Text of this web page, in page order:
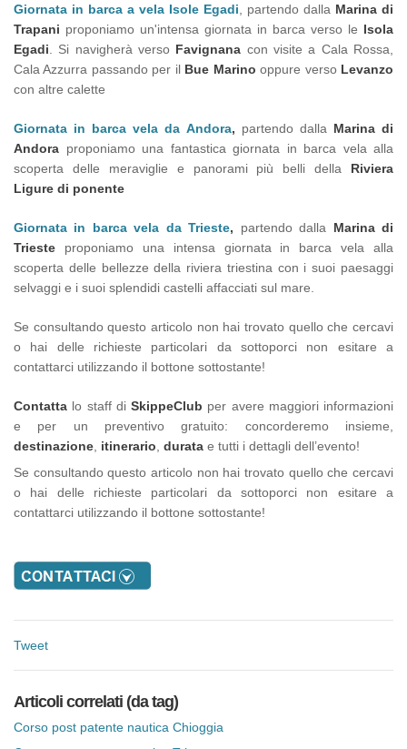
Giornata in barca a vela Isole Egadi , partendo dalla Marina di
Trapani proponiamo un'intensa giornata in barca verso le Isola
Egadi . Si navigherà verso Favignana con visite a Cala Rossa,
Cala Azzurra passando per il Bue Marino oppure verso Levanzo
con altre calette
Giornata in barca vela da Andora, partendo dalla Marina di
Andora proponiamo una fantastica giornata in barca vela alla
scoperta delle meraviglie e panorami più belli della Riviera
Ligure di ponente
Giornata in barca vela da Trieste, partendo dalla Marina di
Trieste proponiamo una intensa giornata in barca vela alla
scoperta delle bellezze della riviera triestina con i suoi paesaggi
selvaggi e i suoi splendidi castelli affacciati sul mare.
Se consultando questo articolo non hai trovato quello che cercavi
o hai delle richieste particolari da sottoporci non esitare a
contattarci utilizzando il bottone sottostante!
Contatta lo staff diSkippeClub per avere maggiori informazioni
e per un preventivo gratuito: concorderemo insieme,
destinazione itinerario durata e tutti i dettagli dell’evento!
Se consultando questo articolo non hai trovato quello che cercavi
o hai delle richieste particolari da sottoporci non esitare a
contattarci utilizzando il bottone sottostante!
Tweet
Articoli correlati (da tag)
Corso post patente nautica Chioggia